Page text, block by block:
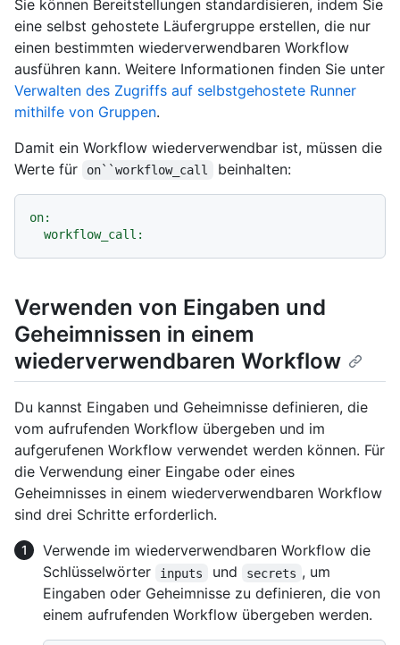
Sie können Bereitstellungen standardisieren, indem Sie
eine selbst gehostete Läufergruppe erstellen, die nur
einen bestimmten wiederverwendbaren Workflow
ausführen kann. Weitere Informationen finden Sie unter
Verwalten des Zugriffs auf selbstgehostete Runner
mithilfe von Gruppen.
Damit ein Workflow wiederverwendbar ist, müssen die
Werte für
on``workflow_call beinhalten:
on:
workflow_call:
Verwenden von Eingaben und
Geheimnissen in einem
wiederverwendbaren Workflow
Du kannst Eingaben und Geheimnisse definieren, die
vom aufrufenden Workflow übergeben und im
aufgerufenen Workflow verwendet werden können. Für
die Verwendung einer Eingabe oder eines
Geheimnisses in einem wiederverwendbaren Workflow
sind drei Schritte erforderlich.
Verwende im wiederverwendbaren Workflow die
Schlüsselwörter
inputs und secrets , um
Eingaben oder Geheimnisse zu definieren, die von
einem aufrufenden Workflow übergeben werden.